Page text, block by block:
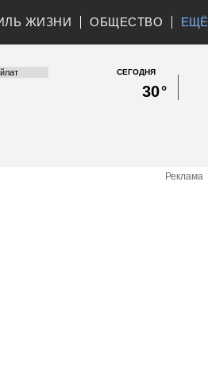
ЖИЗНИ ОБЩЕСТВО ЕЩЁ
СЕГОДНЯ
30°
Реклама